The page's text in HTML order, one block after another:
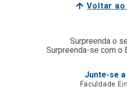
Voltar ao
Surpreenda o
Surpreenda-se com o
Junte-se a
Faculdade